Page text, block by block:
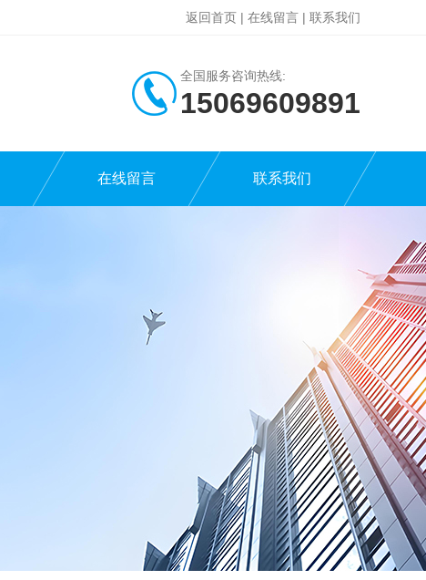
返回首页 | 在线留言 | 联系我们
全国服务咨询热线:
15069609891
在线留言 联系我们